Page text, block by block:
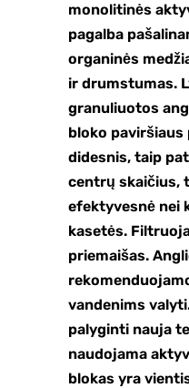
monolitinės
pagalba
organinės
ir drumstumas.
granuliuotos
bloko paviršiaus
didesnis, taip
centrų skaičius,
efektyvesnė nei
kasetės.
priemaišas.
vandenims
palyginti nauja
naudojama
blokas yra